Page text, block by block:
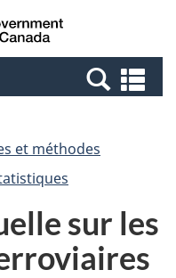
Canada
et
et méthodes
sur les